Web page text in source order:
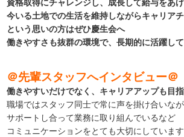
資格取得にチャレンジし、成長して給与をあ
今いる土地での生活を維持しながらキャリア
という思いの方はぜひ慶生会へ
働きやすさも抜群の環境で、長期的に活躍し
＠先輩スタッフへインタビュー＠
働きやすいだけでなく、キャリアアップも目
職場ではスタッフ同士で常に声を掛け合いな
サポートし合って業務に取り組んでいるなど
コミュニケーションをとても大切にしています